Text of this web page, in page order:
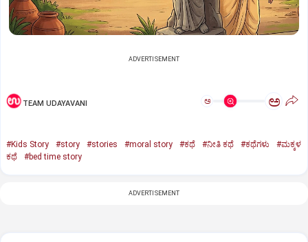
ADVERTISEMENT
TEAM UDAYAVANI ಅ ಅ
#Kids Story #story #stories #moral story #ಕಥೆ #ನೀತಿ ಕಥೆ #ಕಥೆಗಳು
#ಮಕ್ಕಳ
ಕಥೆ
#bed time story
ADVERTISEMENT